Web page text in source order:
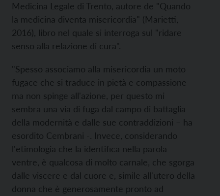
Medicina Legale di Trento, autore de "Quando
la medicina diventa misericordia" (Marietti,
2016), libro nel quale si interroga sul "ridare
senso alla relazione di cura".
"Spesso associamo alla misericordia un moto
fugace che si traduce in pietà e compassione
ma non spinge all'azione, per questo mi
sembra una via di fuga dal campo di battaglia
della modernità e dalle sue contraddizioni – ha
esordito Cembrani -. Invece, considerando
l'etimologia che la identifica nella parola
ventre, è qualcosa di molto carnale, che sgorga
dalle viscere e dal cuore e, simile all'utero della
donna che è generosamente pronto ad